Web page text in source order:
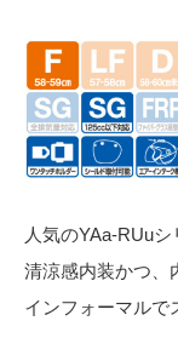
人気のYAa-RUu
清涼感内装かつ、
インフォーマルで